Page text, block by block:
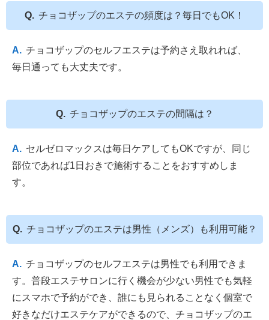
チョコザップのエステの頻度は？毎日でもOK！
チョコザップのセルフエステは予約さえ取れれば、
毎日通っても大丈夫です。
チョコザップのエステの間隔は？
セルゼロマックスは毎日ケアしてもOKですが、同じ
部位であれば1日おきで施術することをおすすめしま
す。
チョコザップのエステは男性（メンズ）も利用可能？
チョコザップのセルフエステは男性でも利用できま
す。普段エステサロンに行く機会が少ない男性でも気軽
にスマホで予約ができ、誰にも見られることなく個室で
好きなだけエステケアができるので、チョコザップのエ